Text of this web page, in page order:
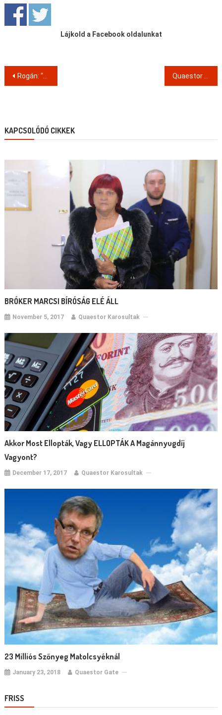
Lájkold a Facebook oldalunkat
Post
Rogán: “a nemzeti konzultáció egyik tételmondatának sincsen köze az alatta lévő magyarázó szöveghez és a valósághoz”
KAPCSOLÓDÓ CIKKEK
BRÓKER MARCSI BÍRÓSÁG ELÉ ÁLL
November 5, 2017 Quaestor Karosultak
Akkor Most Ellopták, Vagy ELLOPTÁK A Magánnyugdíj
Vagyont?
December 17, 2017 Quaestor Karosultak
23 Milliós Szőnyeg Matolcsyéknál
January 23, 2018 Quaestor Gate
FRISS